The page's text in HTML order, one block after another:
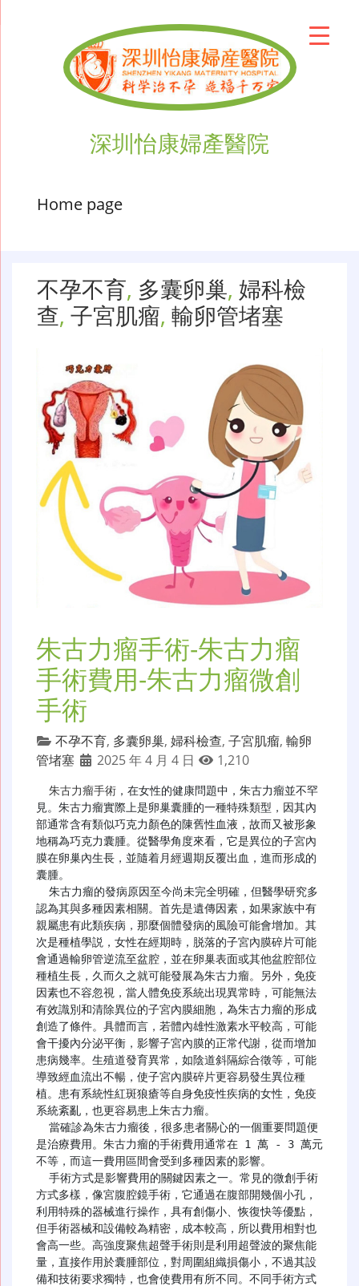
深圳怡康婦產醫院
Home page
不孕不育, 多囊卵巢, 婦科檢
查, 子宮肌瘤, 輸卵管堵塞
朱古力瘤手術-朱古力瘤
手術費用-朱古力瘤微創
手術
不孕不育, 多囊卵巢, 婦科檢查, 子宮肌瘤, 輸卵
管堵塞
2025 年 4 月 4 日 1,210
朱古力瘤手術 ，在女性的健康問題中，朱古力瘤並不罕
見。朱古力瘤實際上是卵巢囊腫的一種特殊類型，因其內
部通常含有類似巧克力顏色的陳舊性血液，故而又被形象
地稱為巧克力囊腫。從醫學角度來看，它是異位的子宮內
膜在卵巢內生長，並隨着月經週期反覆出血，進而形成的
囊腫。​
認為其與多種因素相關。首先是遺傳因素，如果家族中有
親屬患有此類疾病，那麼個體發病的風險可能會增加。其
次是種植學説，女性在經期時，脱落的子宮內膜碎片可能
會通過輸卵管逆流至盆腔，並在卵巢表面或其他盆腔部位
種植生長，久而久之就可能發展為朱古力瘤。另外，免疫
因素也不容忽視，當人體免疫系統出現異常時，可能無法
有效識別和清除異位的子宮內膜細胞，為朱古力瘤的形成
創造了條件。具體而言，若體內雄性激素水平較高，可能
會干擾內分泌平衡，影響子宮內膜的正常代謝，從而增加
患病幾率。生殖道發育異常，如陰道斜隔綜合徵等，可能
導致經血流出不暢，使子宮內膜碎片更容易發生異位種
植。患有系統性紅斑狼瘡等自身免疫性疾病的女性，免疫
系統紊亂，也更容易患上朱古力瘤。​
是治療費用。朱古力瘤的手術費用通常在 1 萬 - 3 萬元
不等，而這一費用區間會受到多種因素的影響。​
方式多樣，像宮腹腔鏡手術，它通過在腹部開幾個小孔，
利用特殊的器械進行操作，具有創傷小、恢復快等優點，
但手術器械和設備較為精密，成本較高，所以費用相對也
會高一些。高強度聚焦超聲手術則是利用超聲波的聚焦能
量，直接作用於囊腫部位，對周圍組織損傷小，不過其設
備和技術要求獨特，也會使費用有所不同。不同手術方式